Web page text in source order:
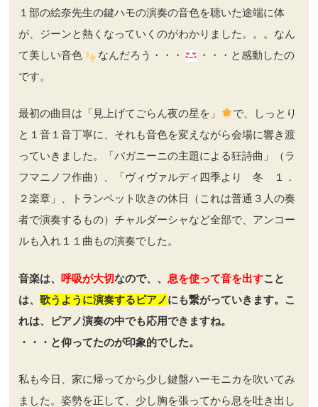
１部の絵奈先生の鍵ハモの演奏の音色を聴いた途端に体
が、ジーンと熱くなっていくのがわかりました。。。なん
て美しい音色
なんだろう・・・
・・・と感動したの
です。
最初の曲目は「見上げてごらん夜の星を」
で、しっとり
と１音１音丁寧に、それも音色を変えながら会場に響き渡
っていきました。「パガニーニの主題による狂詩曲」（ラ
フマニノフ作曲）、「ヴィヴァルディ四季より 冬 １．
２楽章」、トランペット吹きの休日（これは普通３人の奏
者で演奏するもの）チャルダーシャなど全部で、アンコー
ルも入れ１１曲もの演奏でした。
音楽は、 呼吸が大切なので、、 息を使って音を出すこと
は、歌うように演奏するピアノにも繋がっていきます。こ
れは、ピアノ演奏の中でも応用できますね。
・・・と仰ってたのが印象的でした。
私も今日、家に帰ってから少し鍵盤ハーモニカを吹いてみ
ました。姿勢を正して、少し胸を張ってから息を吐き出し